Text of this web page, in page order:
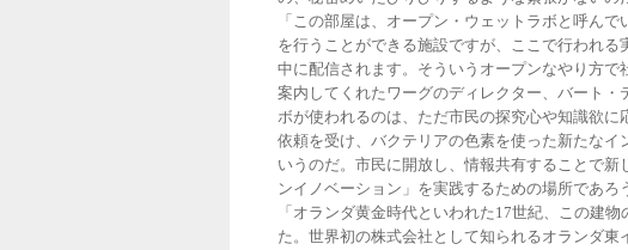
「この部屋は、オープン・ウェットラボと呼ん
を行うことができる施設ですが、ここで行われ
中に配信されます。そういうオープンなやり方で
案内してくれたワーグのディレクター、バート・
ボが使われるのは、ただ市民の探究心や知識欲
依頼を受け、バクテリアの色素を使った新たな
いうのだ。市民に開放し、情報共有することで
ンイノベーション」を実践するための場所であろ
「オランダ黄金時代といわれた17世紀、この建
た。世界初の株式会社として知られるオランダ